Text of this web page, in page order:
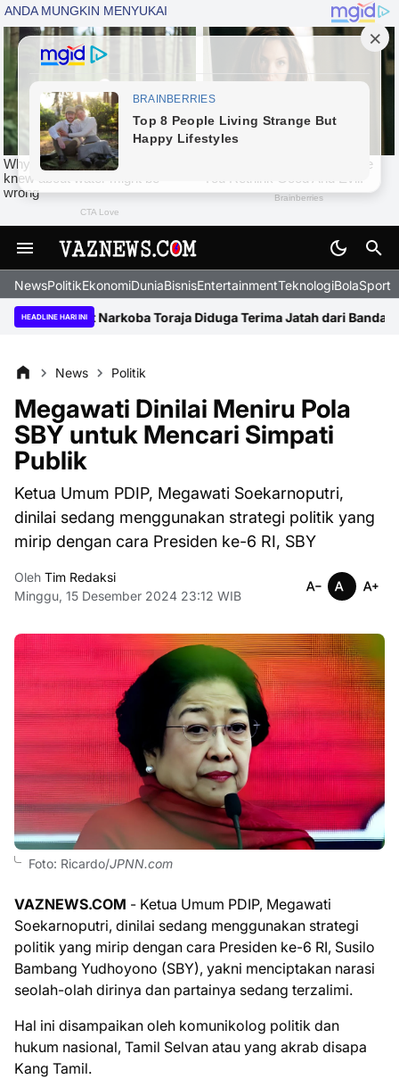
NewsPolitikEkonomiDuniaBisnisEntertainmentTeknologiBolaSport
HEADLINE HARI INI
Narkoba Toraja Diduga Terima Jatah dari Bandar, Propam
News Politik
Megawati Dinilai Meniru Pola
SBY untuk Mencari Simpati
Publik
Ketua Umum PDIP, Megawati Soekarnoputri,
dinilai sedang menggunakan strategi politik yang
mirip dengan cara Presiden ke-6 RI, SBY
Oleh Tim Redaksi
Minggu, 15 Desember 2024 23:12 WIB
Foto: Ricardo/JPNN.com
VAZNEWS.COM - Ketua Umum PDIP, Megawati
Soekarnoputri, dinilai sedang menggunakan strategi
politik yang mirip dengan cara Presiden ke-6 RI, Susilo
Bambang Yudhoyono (SBY), yakni menciptakan narasi
seolah-olah dirinya dan partainya sedang terzalimi.
Hal ini disampaikan oleh komunikolog politik dan
hukum nasional, Tamil Selvan atau yang akrab disapa
Kang Tamil.